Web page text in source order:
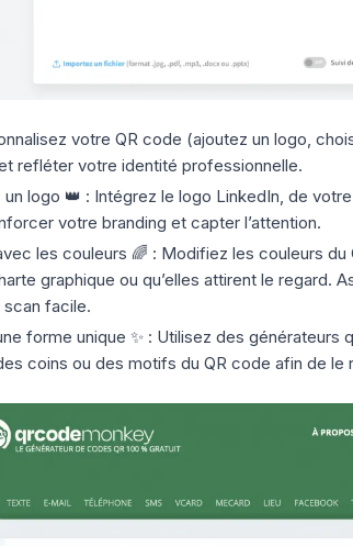
votre QR code (ajoutez un logo,
refléter votre identité professionnelle.
logo 👑 : Intégrez le logo LinkedIn, de
votre branding et capter l’attention.
les couleurs 🌈 : Modifiez les couleurs du
graphique ou qu’elles attirent le regard.
scan facile.
forme unique ✨ : Utilisez des générateurs
coins ou des motifs du QR code afin de le